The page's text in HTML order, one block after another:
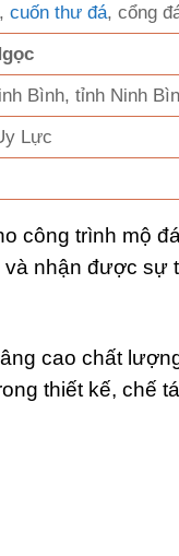
,cuốn thư đá, cổng
Bình, tỉnh Ninh
Lực
công trình mộ
nhận được sự
cao chất
thiết kế, chế